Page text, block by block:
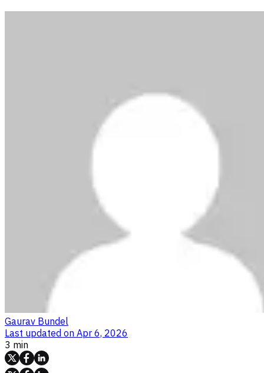
Gaurav Bundel
Last updated on Apr 6, 2026
3 min